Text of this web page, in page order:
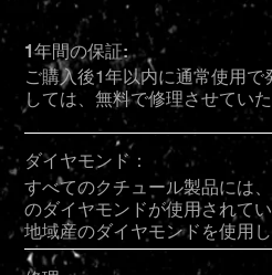
1年間の保証:
ご購入後1年以内に通常使用で
しては、無料で修理させてい
ダイヤモンド：
すべてのクチュール製品には
のダイヤモンドが使用されて
地域産のダイヤモンドを使用